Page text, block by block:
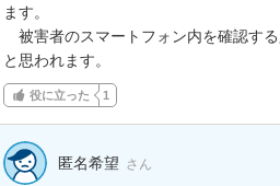
ます。
被害者のスマートフォン内を確認す
と思われます。
役に立った 1
匿名希望 さん